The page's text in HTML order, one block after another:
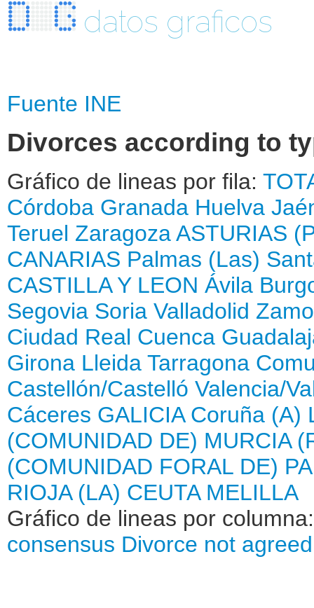
datos graficos
Fuente INE
Divorces according to
Gráfico de lineas por fila:
Córdoba Granada Huelva
Teruel ZaragozaASTURIAS
CANARIAS Palmas (Las)
CASTILLA Y LEON Ávila
Segovia Soria Valladolid
Ciudad Real Cuenca
Girona Lleida Tarragona
Castellón/Castelló Valencia/
Cáceres GALICIA Coruña (A)
(COMUNIDAD DE) MURCIA
(COMUNIDAD FORAL DE)
RIOJA (LA) CEUTA MELILLA
Gráfico de lineas por
consensus Divorce not